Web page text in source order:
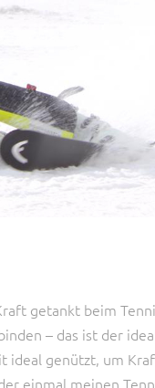
getankt beim
– das ist der
ideal genützt, um
einmal meinen